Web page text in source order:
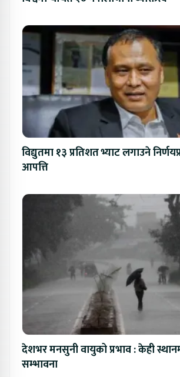
विद्युतमा १३ प्रतिशत भ्याट लगाउने
आपत्ति
देशभर मनसुनी वायुको प्रभाव : केही
सम्भावना